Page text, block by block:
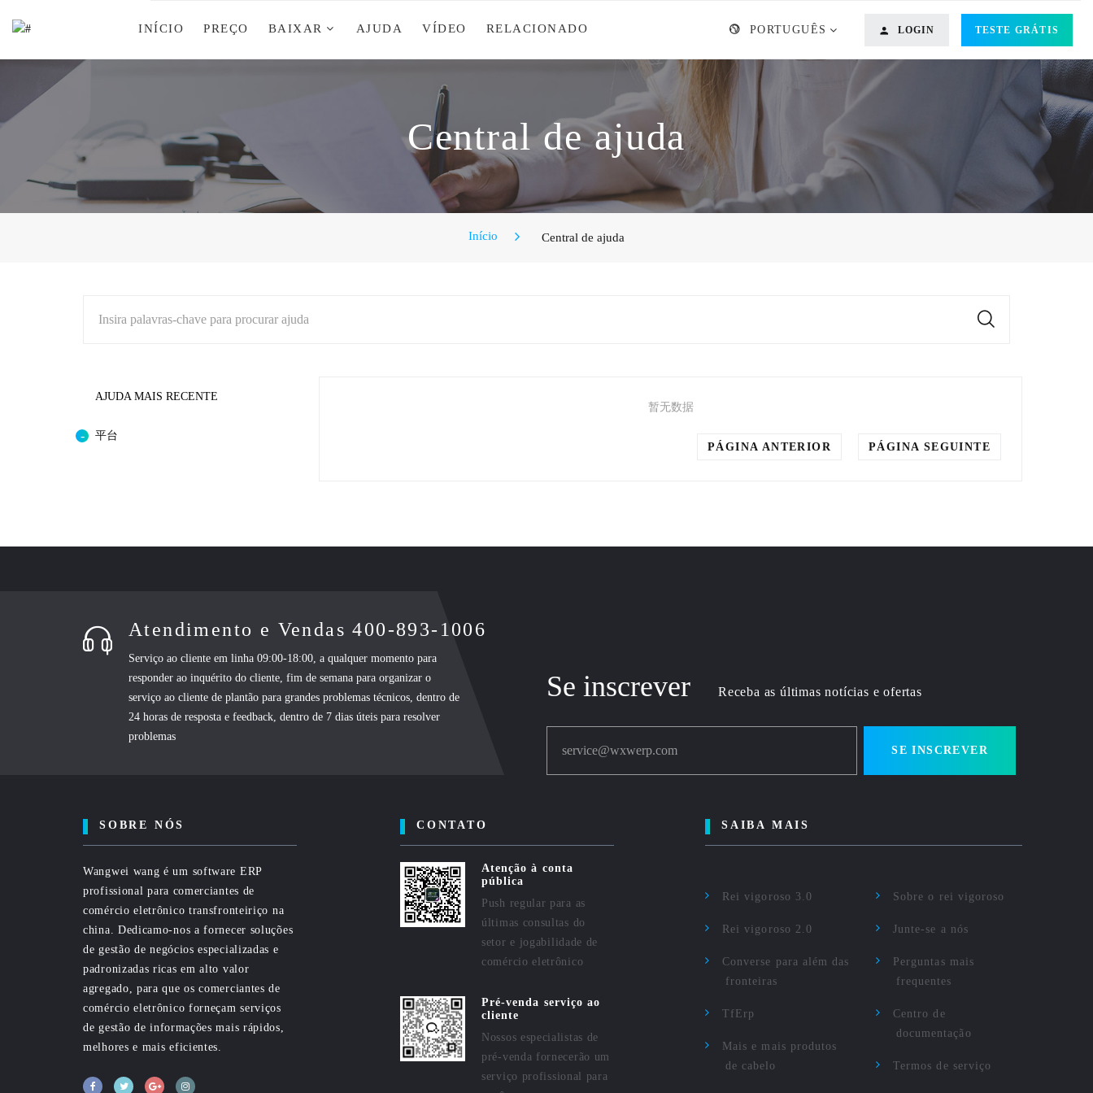
PORTUGUÊS LOGIN TESTE GRÁTIS
INÍCIO PREÇO BAIXAR AJUDA VÍDEO RELACIONADO
Central de ajuda
Início Central de ajuda
Insira palavras-chave para procurar ajuda
AJUDA MAIS RECENTE
平台
暂无数据
PÁGINA ANTERIOR PÁGINA SEGUINTE
Atendimento e Vendas 400-893-1006
Serviço ao cliente em linha 09:00-18:00, a qualquer momento para
responder ao inquérito do cliente, fim de semana para organizar o
serviço ao cliente de plantão para grandes problemas técnicos, dentro de
24 horas de resposta e feedback, dentro de 7 dias úteis para resolver
problemas
Se inscrever Receba as últimas notícias e ofertas
service@wxwerp.com SE INSCREVER
SOBRE NÓS
Wangwei wang é um software ERP
profissional para comerciantes de
comércio eletrônico transfronteiriço na
china. Dedicamo-nos a fornecer soluções
de gestão de negócios especializadas e
padronizadas ricas em alto valor
agregado, para que os comerciantes de
comércio eletrônico forneçam serviços
de gestão de informações mais rápidos,
melhores e mais eficientes.
CONTATO
Atenção à conta
pública
Push regular para as
últimas consultas do
setor e jogabilidade de
comércio eletrônico
Pré-venda serviço ao
cliente
Nossos especialistas de
pré-venda fornecerão um
serviço profissional para
SAIBA MAIS
Rei vigoroso 3.0
Rei vigoroso 2.0
Converse para além das
fronteiras
TfErp
Mais e mais produtos
de cabelo
Sobre o rei vigoroso
Junte-se a nós
Perguntas mais
frequentes
Centro de
documentação
Termos de serviço